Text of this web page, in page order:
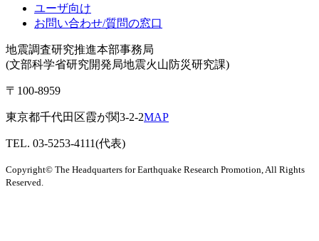
ユーザ向け
お問い合わせ/質問の窓口
地震調査研究推進本部事務局
(文部科学省研究開発局地震火山防災研究課)
〒100-8959
東京都千代田区霞が関3-2-2MAP
TEL. 03-5253-4111(代表)
Copyright© The Headquarters for Earthquake Research Promotion, All Rights
Reserved.